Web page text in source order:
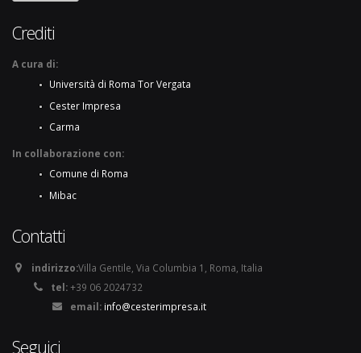
Crediti
A cura di:
Università di Roma Tor Vergata
Cester Impresa
Carma
In collaborazione con:
Comune di Roma
Mibac
Contatti
indirizzo:Villa Gentile, Via Columbia 1, Roma, Italia
tel:+39 06 2024732
email: info@cesterimpresa.it
Seguici